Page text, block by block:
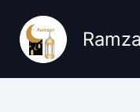
content